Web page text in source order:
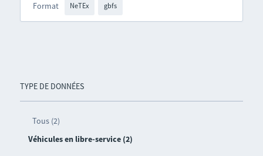
TYPE DE DONNÉES
Tous (2)
Véhicules en libre-service (2)
Format NeTEx gbfs